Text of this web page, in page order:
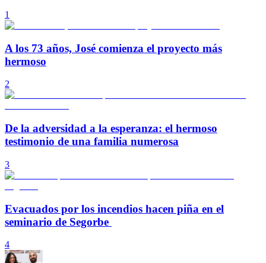
1
A los 73 años, José comienza el proyecto más
hermoso
2
De la adversidad a la esperanza: el hermoso
testimonio de una familia numerosa
3
Evacuados por los incendios hacen piña en el
seminario de Segorbe
4